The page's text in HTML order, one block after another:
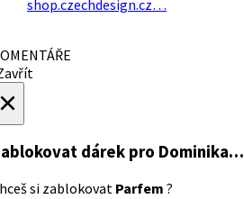
shop.czechdesign.cz…
dárek pro Dominika…
si zablokovat Parfem ?